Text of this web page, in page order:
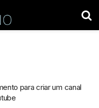
para criar um canal